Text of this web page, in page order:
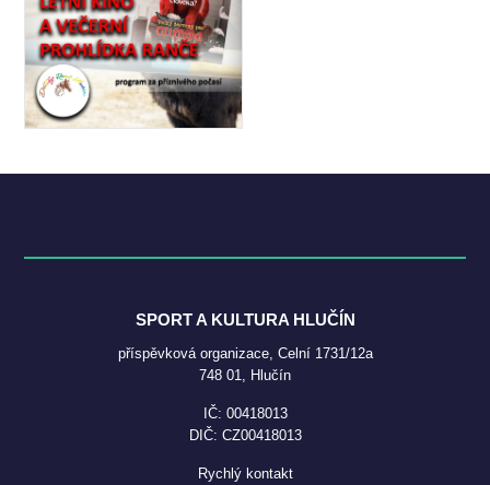
SPORT A KULTURA HLUČÍN
příspěvková organizace, Celní 1731/12a
748 01, Hlučín
IČ: 00418013
DIČ: CZ00418013
Rychlý kontakt